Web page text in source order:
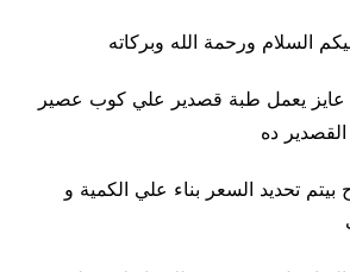
السلام ورحمة الله وبركاته
عايز يعمل طبة قصدير علي كوب عصير
ده
بيتم تحديد السعر بناء علي الكمية و